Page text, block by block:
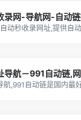
录网-导航网-自动
动秒收录网址,提供自
航,991自动链是国内最